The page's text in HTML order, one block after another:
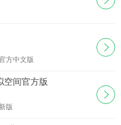
方中文版
空间官方版
版